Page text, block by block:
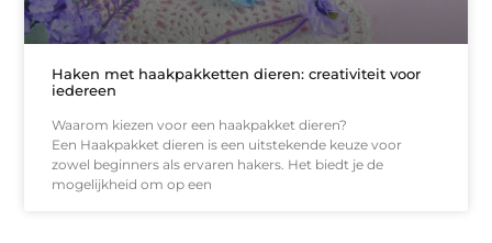
Haken met haakpakketten dieren: creativiteit voor
iedereen
Waarom kiezen voor een haakpakket dieren?
Een Haakpakket dieren is een uitstekende keuze voor
zowel beginners als ervaren hakers. Het biedt je de
mogelijkheid om op een